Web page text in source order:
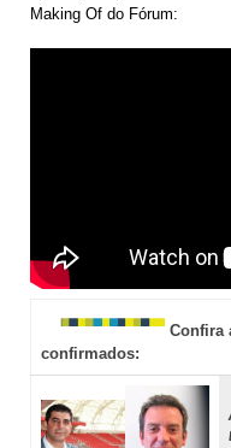
Making Of do Fórum:
Confira
confirmados: